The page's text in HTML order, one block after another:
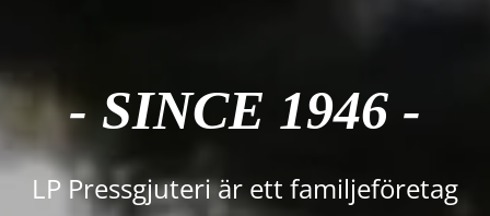
- SINCE 1946 -
LP Pressgjuteri är ett familjeföretag